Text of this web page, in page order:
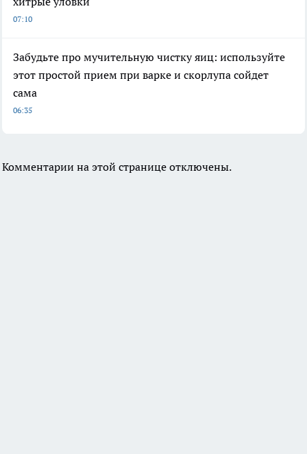
07:10
Забудьте про мучительную чистку яиц: используйте
этот простой прием при варке и скорлупа сойдет
сама
06:35
Комментарии на этой странице отключены.